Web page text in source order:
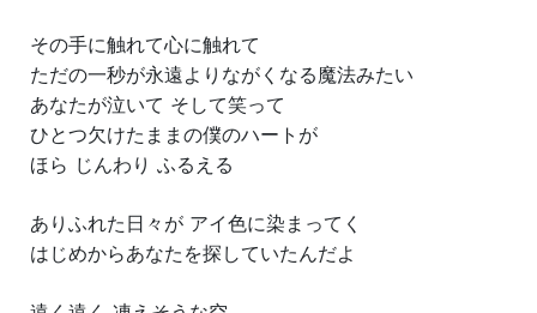
その手に触れて心に触れて
ただの一秒が永遠よりながくなる魔法みたい
あなたが泣いて そして笑って
ひとつ欠けたままの僕のハートが
ほら じんわり ふるえる
ありふれた日々が アイ色に染まってく
はじめからあなたを探していたんだよ